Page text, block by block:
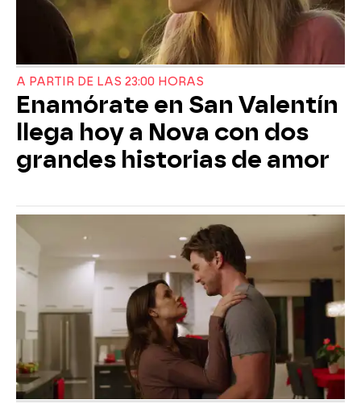
A PARTIR DE LAS 23:00 HORAS
Enamórate en San Valentín
llega hoy a Nova con dos
grandes historias de amor